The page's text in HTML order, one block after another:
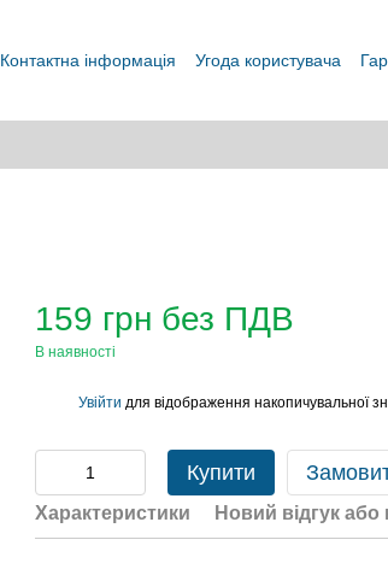
Контактна інформація Угода користувача
159 грн без ПДВ
В наявності
Увійти для відображення накопичувальної
Купити
Характеристики Новий відгук або